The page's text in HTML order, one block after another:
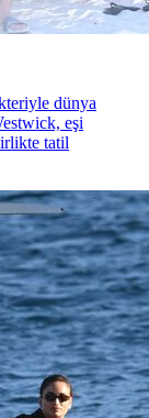
dünya
eşi
tatil